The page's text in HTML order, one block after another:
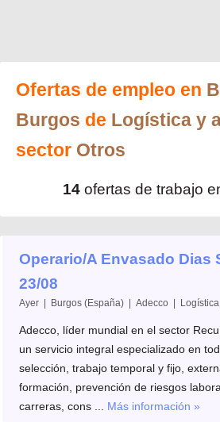
Ofertas de empleo en
Burgos de Logística y
sector Otros
14 ofertas de trabajo
Operario/A Envasado Dias
23/08
Ayer | Burgos (España) | Adecco | Logística
Adecco, líder mundial en el sector
un servicio integral especializado en
selección, trabajo temporal y fijo,
formación, prevención de riesgos
carreras, cons ... Más información »